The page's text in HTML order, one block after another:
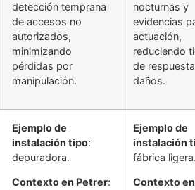
detección temprana
de accesos no
autorizados,
minimizando
pérdidas por
manipulación.
nocturnas y
evidencias
actuación,
reduciendo
de
daños.
Ejemplo de
instalación tipo:
depuradora.
Contexto en Petrer:
Ejemplo de
instalación
fábrica
Contexto